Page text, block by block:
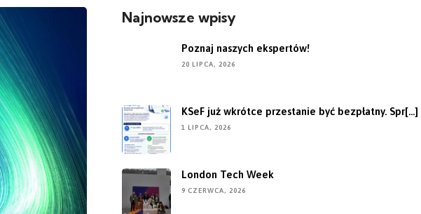
Najnowsze wpisy
Poznaj naszych ekspertów!
20 LIPCA, 2026
KSeF już wkrótce przestanie być bezpłatny. Spr[...]
1 LIPCA, 2026
London Tech Week
9 CZERWCA, 2026